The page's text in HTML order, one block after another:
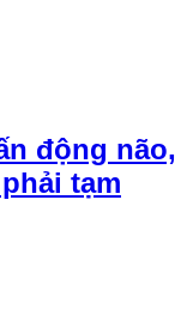
động não,
tạm